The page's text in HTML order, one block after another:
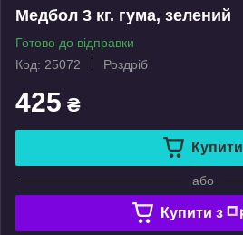
Медбол 3 кг. гума, зелений
Готово до відправки
Код: 25072
Роздріб
425 ₴
Купити
або
Купити з